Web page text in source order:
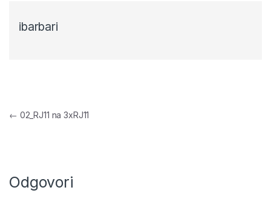
ibarbari
Navigacija objava
← 02_RJ11 na 3xRJ11
Odgovori